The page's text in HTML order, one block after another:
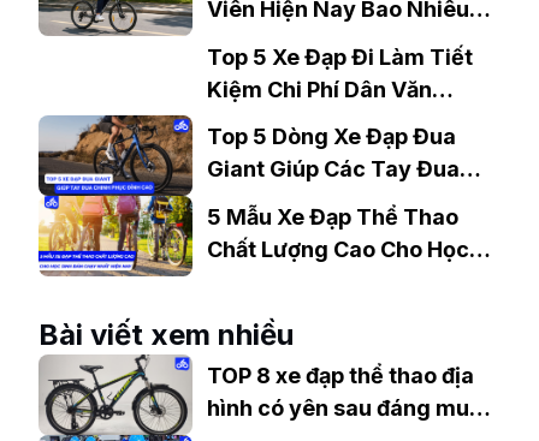
Viên Hiện Nay Bao Nhiêu?
Top 5 Xe Đạp Đi Làm Tiết
Kiệm Chi Phí Dân Văn
Phòng Nên Mua?
Top 5 Dòng Xe Đạp Đua
Giant Giúp Các Tay Đua
Chinh Phục Đỉnh Cao
5 Mẫu Xe Đạp Thể Thao
Chất Lượng Cao Cho Học
Bài viết xem nhiều
TOP 8 xe đạp thể thao địa
hình có yên sau đáng mua